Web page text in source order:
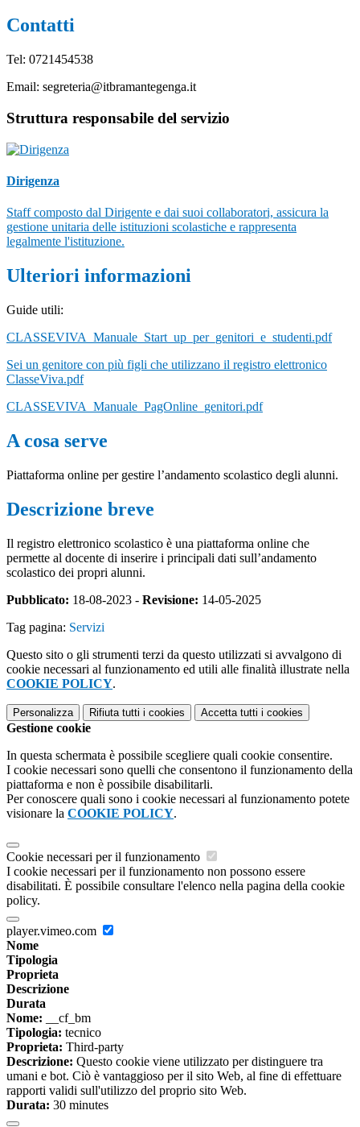
Contatti
Tel: 0721454538
Email: segreteria@itbramantegenga.it
Struttura responsabile del servizio
Dirigenza
Staff composto dal Dirigente e dai suoi collaboratori, assicura la
gestione unitaria delle istituzioni scolastiche e rappresenta
legalmente l'istituzione.
Ulteriori informazioni
Guide utili:
CLASSEVIVA_Manuale_Start_up_per_genitori_e_studenti.pdf
Sei un genitore con più figli che utilizzano il registro elettronico
ClasseViva.pdf
CLASSEVIVA_Manuale_PagOnline_genitori.pdf
A cosa serve
Piattaforma online per gestire l’andamento scolastico degli alunni.
Descrizione breve
Il registro elettronico scolastico è una piattaforma online che
permette al docente di inserire i principali dati sull’andamento
scolastico dei propri alunni.
Pubblicato: 18-08-2023 - Revisione: 14-05-2025
Tag pagina: Servizi
Questo sito o gli strumenti terzi da questo utilizzati si avvalgono di
cookie necessari al funzionamento ed utili alle finalità illustrate nella
COOKIE POLICY.
Personalizza Rifiuta tutti i cookies Accetta tutti i cookies
Gestione cookie
In questa schermata è possibile scegliere quali cookie consentire.
I cookie necessari sono quelli che consentono il funzionamento della
piattaforma e non è possibile disabilitarli.
Per conoscere quali sono i cookie necessari al funzionamento potete
visionare la COOKIE POLICY.
Cookie necessari per il funzionamento
I cookie necessari per il funzionamento non possono essere
disabilitati. È possibile consultare l'elenco nella pagina della cookie
policy.
player.vimeo.com
Nome
Tipologia
Proprieta
Descrizione
Durata
Nome: __cf_bm
Tipologia: tecnico
Proprieta: Third-party
Descrizione: Questo cookie viene utilizzato per distinguere tra
umani e bot. Ciò è vantaggioso per il sito Web, al fine di effettuare
rapporti validi sull'utilizzo del proprio sito Web.
Durata: 30 minutes